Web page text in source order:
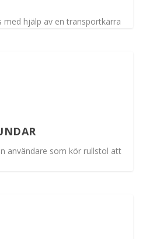
hjälp av en transportkärra
användare som kör rullstol att